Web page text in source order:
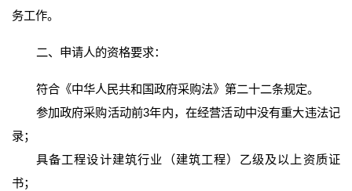
务工作。
二、申请人的资格要求：
符合《中华人民共和国政府采购法》第二十二条规定。
参加政府采购活动前3年内，在经营活动中没有重大违法记
录；
具备工程设计建筑行业（建筑工程）乙级及以上资质证
书；